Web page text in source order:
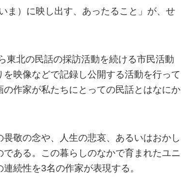
ま）に映し出す、あったること」が、せ
東北の民話の採訪活動を続ける市民活動
映像などで記録し公開する活動を行って
作家が私たちにとっての民話とはなにか
敬の念や、人生の悲哀、あるいはおかし
ある。この暮らしのなかで育まれたユニ
続性を3名の作家が表現する。